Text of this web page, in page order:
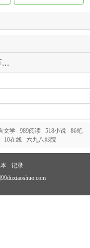
文学 989阅读 518小说
86笔
10在线 六九八影院
记录